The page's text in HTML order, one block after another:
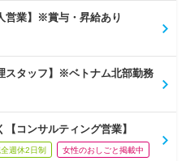
営業】※賞与・昇給あり
スタッフ】※ベトナム北部勤務
コンサルティング営業】
週休2日制 女性のおしごと掲載中